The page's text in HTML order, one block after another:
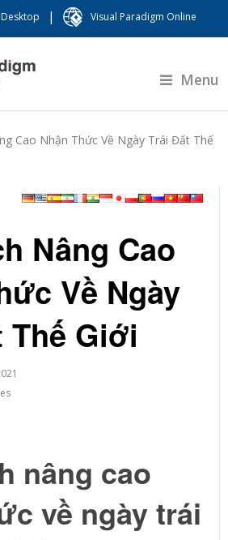
| Visual Paradigm Online
Menu
Cao Nhận Thức Về Ngày Trái Đất Thế
Nâng Cao
Về Ngày
Thế Giới
nâng cao
về ngày trái